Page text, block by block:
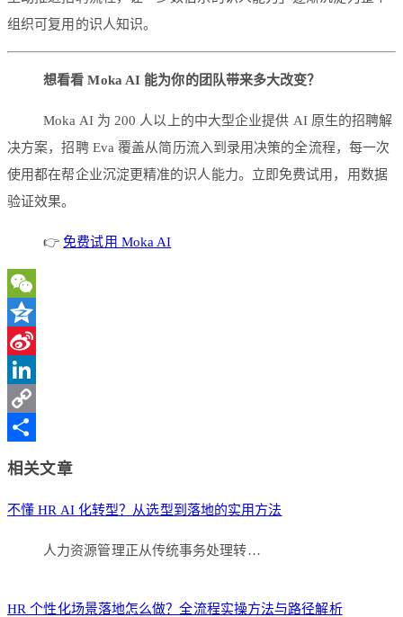
组织可复用的识人知识。
想看看 Moka AI 能为你的团队带来多大改变？
Moka AI 为 200 人以上的中大型企业提供 AI 原生的招聘解
决方案，招聘 Eva 覆盖从简历流入到录用决策的全流程，每一次
使用都在帮企业沉淀更精准的识人能力。立即免费试用，用数据
验证效果。
👉免费试用 Moka AI
WeChat
Qzone
Sina
Weibo
LinkedIn
Copy
相关文章
不懂 HR AI 化转型？从选型到落地的实用方法
人力资源管理正从传统事务处理转…
HR 个性化场景落地怎么做？全流程实操方法与路径解析